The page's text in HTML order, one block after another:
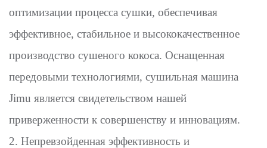
оптимизации процесса сушки, обеспечивая
эффективное, стабильное и высококачественное
производство сушеного кокоса. Оснащенная
передовыми технологиями, сушильная машина
Jimu является свидетельством нашей
приверженности к совершенству и инновациям.
2. Непревзойденная эффективность и